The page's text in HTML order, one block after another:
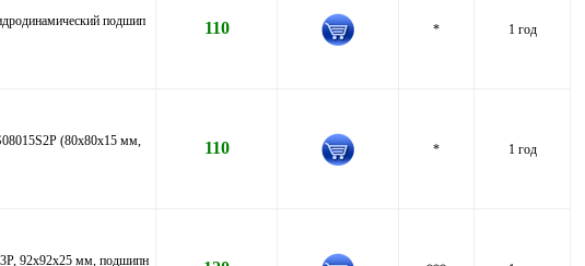
подшип
110 * 1 год
(80x80x15 мм,
110 * 1 год
92x92x25 мм, подшипн